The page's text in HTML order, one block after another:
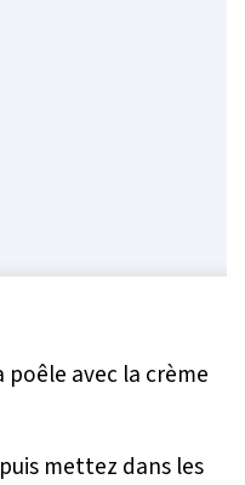
poêle avec la crème
mettez dans les